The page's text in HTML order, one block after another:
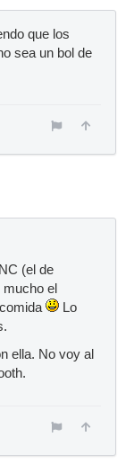
que los
sea un bol de
(el de
el
Lo
ella. No voy al